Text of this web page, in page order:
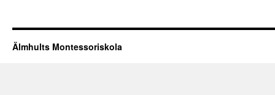
Älmhults Montessoriskola